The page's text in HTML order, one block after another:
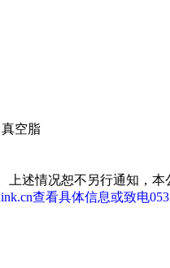
空脂
述情况恕不另行通知，本
查看具体信息或致电